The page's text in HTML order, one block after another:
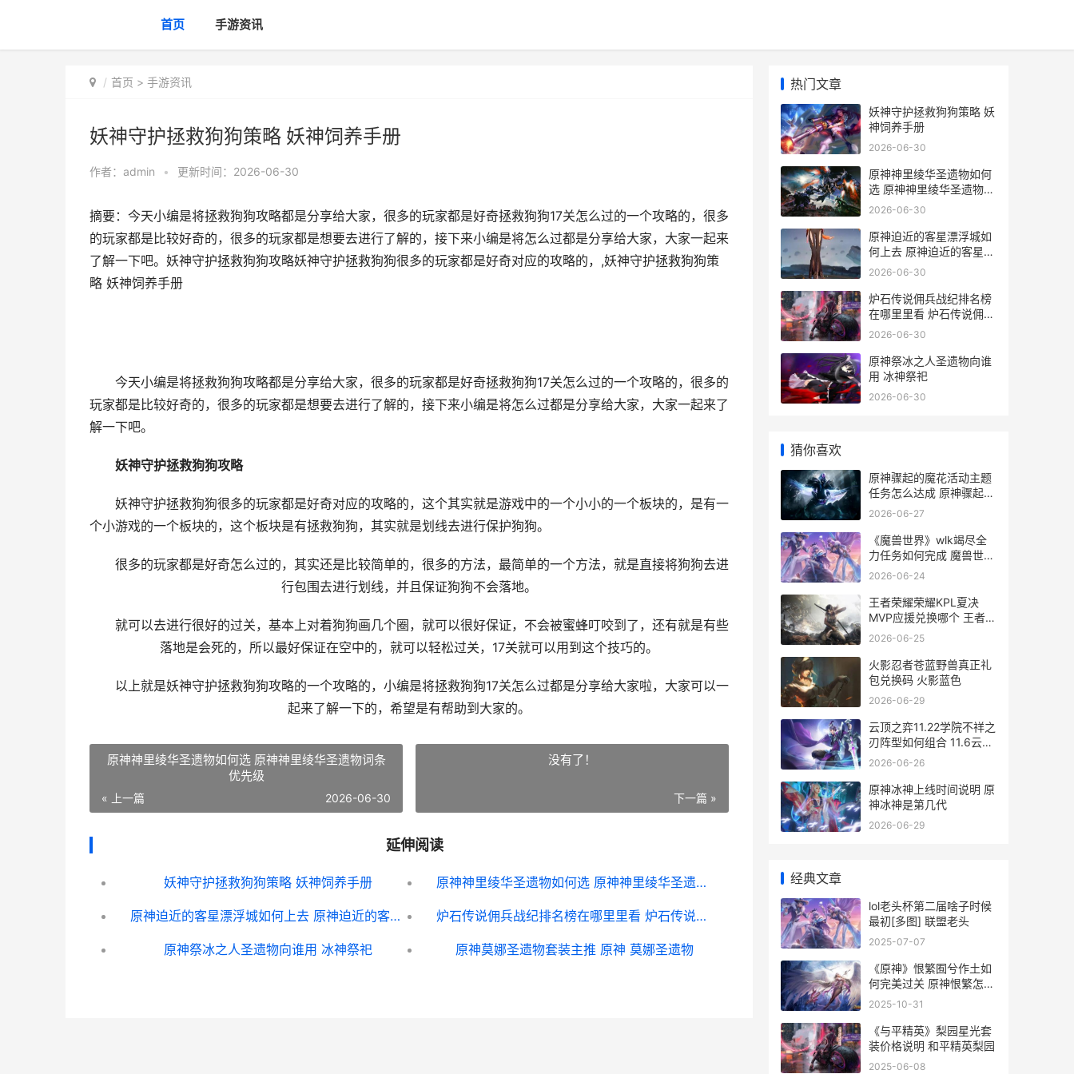
首页 手游资讯
首页 > 手游资讯
妖神守护拯救狗狗策略 妖神饲养手册
作者： admin • 更新时间：2026-06-30
摘要：今天小编是将拯救狗狗攻略都是分享给大家，很多的玩家都是好奇拯救狗狗17关怎么过的一个攻略的，很多
的玩家都是比较好奇的，很多的玩家都是想要去进行了解的，接下来小编是将怎么过都是分享给大家，大家一起来
了解一下吧。妖神守护拯救狗狗攻略妖神守护拯救狗狗很多的玩家都是好奇对应的攻略的，,妖神守护拯救狗狗策
略 妖神饲养手册
今天小编是将拯救狗狗攻略都是分享给大家，很多的玩家都是好奇拯救狗狗17关怎么过的一个攻略的，很多的
玩家都是比较好奇的，很多的玩家都是想要去进行了解的，接下来小编是将怎么过都是分享给大家，大家一起来了
解一下吧。
妖神守护拯救狗狗攻略
妖神守护拯救狗狗很多的玩家都是好奇对应的攻略的，这个其实就是游戏中的一个小小的一个板块的，是有一
个小游戏的一个板块的，这个板块是有拯救狗狗，其实就是划线去进行保护狗狗。
很多的玩家都是好奇怎么过的，其实还是比较简单的，很多的方法，最简单的一个方法，就是直接将狗狗去进
行包围去进行划线，并且保证狗狗不会落地。
就可以去进行很好的过关，基本上对着狗狗画几个圈，就可以很好保证，不会被蜜蜂叮咬到了，还有就是有些
落地是会死的，所以最好保证在空中的，就可以轻松过关，17关就可以用到这个技巧的。
以上就是妖神守护拯救狗狗攻略的一个攻略的，小编是将拯救狗狗17关怎么过都是分享给大家啦，大家可以一
起来了解一下的，希望是有帮助到大家的。
原神神里绫华圣遗物如何选 原神神里绫华圣遗物词条
优先级
« 上一篇 2026-06-30
没有了！
下一篇 »
延伸阅读
妖神守护拯救狗狗策略 妖神饲养手册 原神神里绫华圣遗物如何选 原神神里绫华圣遗物词条优先级
原神迫近的客星漂浮城如何上去 原神迫近的客星任务怎么上岛 炉石传说佣兵战纪排名榜在哪里里看 炉石传说佣兵战纪卡德加任务14
原神祭冰之人圣遗物向谁用 冰神祭祀 原神莫娜圣遗物套装主推 原神 莫娜圣遗物
热门文章
妖神守护拯救狗狗策略 妖
神饲养手册
2026-06-30
原神神里绫华圣遗物如何
选 原神神里绫华圣遗物词
条优先级
2026-06-30
原神迫近的客星漂浮城如
何上去 原神迫近的客星任
务怎么上岛
2026-06-30
炉石传说佣兵战纪排名榜
在哪里里看 炉石传说佣兵
战纪卡德加任务14
2026-06-30
原神祭冰之人圣遗物向谁
用 冰神祭祀
2026-06-30
猜你喜欢
原神骤起的魔花活动主题
任务怎么达成 原神骤起的
魔花可以组队吗
2026-06-27
《魔兽世界》wlk竭尽全
力任务如何完成 魔兽世界
wlkT10套哪里换
2026-06-24
王者荣耀荣耀KPL夏决
MVP应援兑换哪个 王者荣
耀荣耀水晶保底多少
2026-06-25
火影忍者苍蓝野兽真正礼
包兑换码 火影蓝色
2026-06-29
云顶之弈11.22学院不祥之
刃阵型如何组合 11.6云顶
之弈
2026-06-26
原神冰神上线时间说明 原
神冰神是第几代
2026-06-29
经典文章
lol老头杯第二届啥子时候
最初[多图] 联盟老头
2025-07-07
《原神》恨繁囿兮作土如
何完美过关 原神恨繁怎么
触发
2025-10-31
《与平精英》梨园星光套
装价格说明 和平精英梨园
2025-06-08